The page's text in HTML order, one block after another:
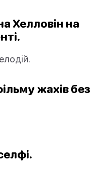
Хелловін на
жахів без